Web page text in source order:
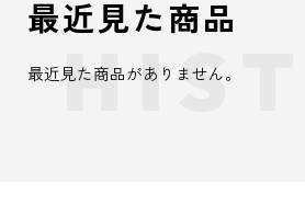
最近見た商品
最近見た商品がありません。